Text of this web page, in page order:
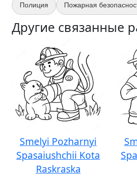
Полиция Пожарная
Другие связанные
Smelyi Pozharnyi
Spasaiushchii Kota
Raskraska